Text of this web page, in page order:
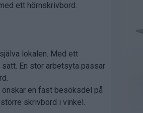
ett hörnskrivbord.
lokalen. Med ett
En stor arbetsyta passar
önskar en fast besöksdel på
skrivbord i vinkel.